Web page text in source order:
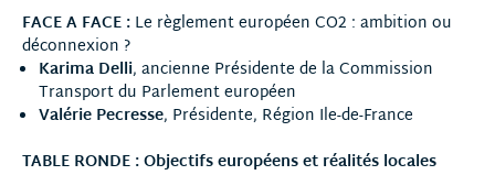
FACE A FACE : Le règlement européen CO2 : ambition ou
déconnexion ?
Karima Delli, ancienne Présidente de la Commission
Transport du Parlement européen
Valérie Pecresse, Présidente, Région Ile-de-France
TABLE RONDE : Objectifs européens et réalités locales